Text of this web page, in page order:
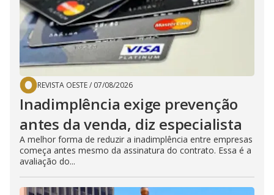
REVISTA OESTE/ 07/08/2026
Inadimplência exige prevenção
antes da venda, diz especialista
A melhor forma de reduzir a inadimplência entre empresas
começa antes mesmo da assinatura do contrato. Essa é a
avaliação do...